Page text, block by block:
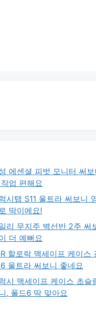
에센셜 피벗 모니터 써보
업 편해요
시탭 S11 울트라 써보니
딱이에요!
리 무지주 벽선반 2주 써
더 예뻐요
할로락 맥세이프 케이스
울트라 써보니 좋네요
시 맥세이프 케이스 초슬
, 폴드6 딱 맞아요